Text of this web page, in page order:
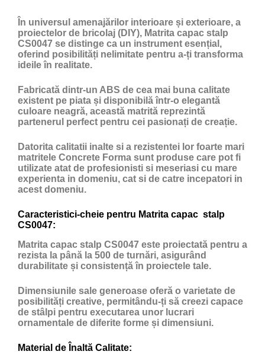
În universul amenajărilor interioare și exterioare, a
proiectelor de bricolaj (DIY), Matrita capac stalp
CS0047 se distinge ca un instrument esențial,
oferind posibilități nelimitate pentru a-ți transforma
ideile în realitate.
Fabricată dintr-un ABS de cea mai buna calitate
existent pe piata și disponibilă într-o elegantă
culoare neagră, această matrită reprezintă
partenerul perfect pentru cei pasionați de creație.
Datorita calitatii inalte si a rezistentei lor foarte mari
matritele Concrete Forma sunt produse care pot fi
utilizate atat de profesionisti si meseriasi cu mare
experienta in domeniu, cat si de catre incepatori in
acest domeniu.
Caracteristici-cheie pentru Matrita capac stalp
CS0047:
Matrita capac stalp CS0047 este proiectată pentru a
rezista la până la 500 de turnări, asigurând
durabilitate și consistență în proiectele tale.
Dimensiunile sale generoase oferă o varietate de
posibilități creative, permitându-ți să creezi capace
de stâlpi pentru executarea unor lucrari
ornamentale de diferite forme și dimensiuni.
Material de Înaltă Calitate: